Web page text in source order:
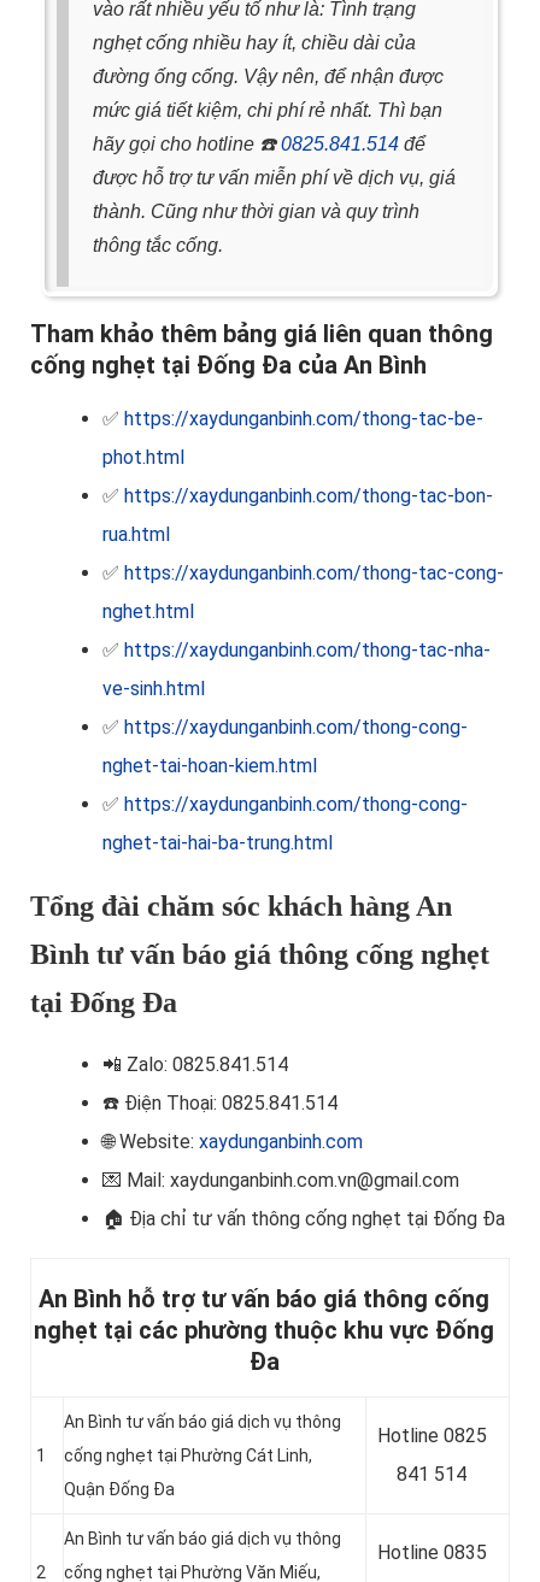
vào rất nhiều yếu tố như là: Tình trạng
nghẹt cống nhiều hay ít, chiều dài của
đường ống cống. Vậy nên, để nhận được
mức giá tiết kiệm, chi phí rẻ nhất. Thì bạn
hãy gọi cho hotline ☎️0825.841.514 để
được hỗ trợ tư vấn miễn phí về dịch vụ, giá
thành. Cũng như thời gian và quy trình
thông tắc cống.
Tham khảo thêm bảng giá liên quan thông
cống nghẹt tại Đống Đa của An Bình
✅ https://xaydunganbinh.com/thong-tac-be-
phot.html
✅ https://xaydunganbinh.com/thong-tac-bon-
rua.html
✅ https://xaydunganbinh.com/thong-tac-cong-
nghet.html
✅ https://xaydunganbinh.com/thong-tac-nha-
ve-sinh.html
✅ https://xaydunganbinh.com/thong-cong-
nghet-tai-hoan-kiem.html
✅ https://xaydunganbinh.com/thong-cong-
nghet-tai-hai-ba-trung.html
Tổng đài chăm sóc khách hàng An
Bình tư vấn báo giá thông cống nghẹt
tại Đống Đa
📲 Zalo: 0825.841.514
☎️ Điện Thoại: 0825.841.514
🌐 Website: xaydunganbinh.com
💌 Mail: xaydunganbinh.com.vn@gmail.com
🏠 Địa chỉ tư vấn thông cống nghẹt tại Đống Đa
An Bình hỗ trợ tư vấn báo giá thông cống
nghẹt tại các phường thuộc khu vực Đống
Đa
1
An Bình tư vấn báo giá dịch vụ thông
cống nghẹt tại Phường Cát Linh,
Quận Đống Đa
Hotline 0825
841 514
2
An Bình tư vấn báo giá dịch vụ thông
cống nghẹt tại Phường Văn Miếu,
Hotline 0835